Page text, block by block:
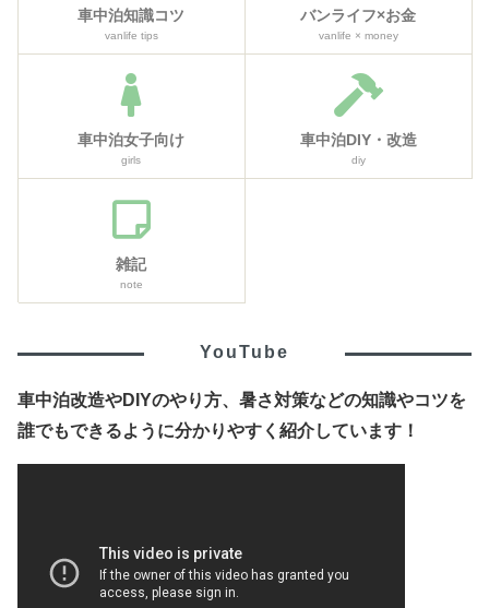
車中泊知識コツ
vanlife tips
バンライフ×お金
vanlife × money
車中泊女子向け
girls
車中泊DIY・改造
diy
雑記
note
YouTube
車中泊改造やDIYのやり方、暑さ対策などの知識やコツを
誰でもできるように分かりやすく紹介しています！